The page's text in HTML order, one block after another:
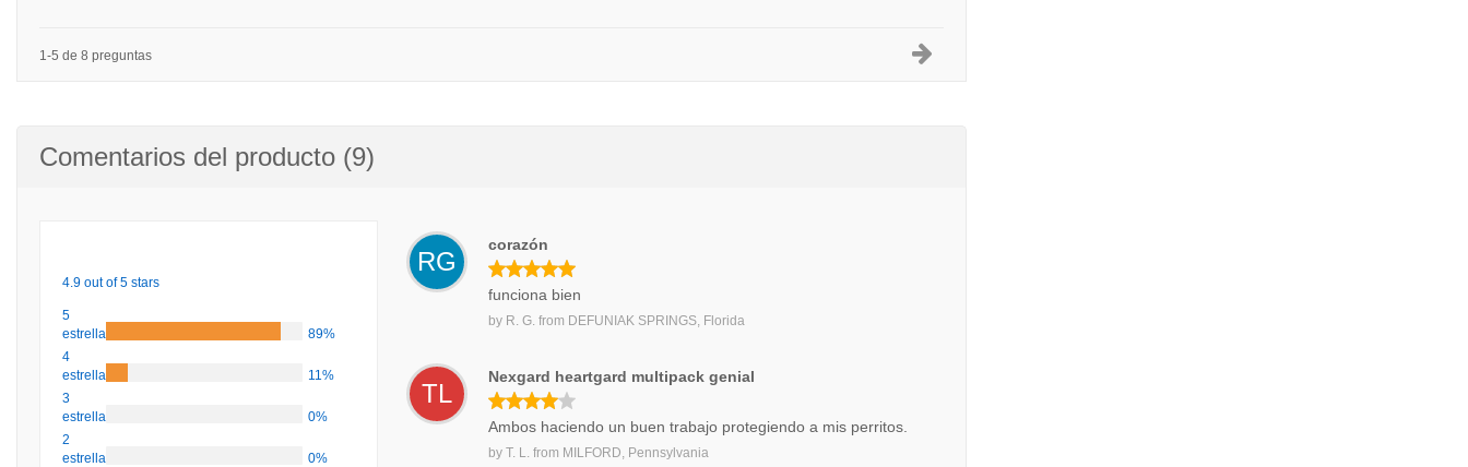
1-5 de 8 preguntas
Comentarios del producto (9)
4.9 out of 5 stars
5
estrellas
89%
4
estrellas
11%
3
estrellas
0%
2
estrellas
0%
RG
corazón
funciona bien
by R. G. from DEFUNIAK SPRINGS, Florida
TL
Nexgard heartgard multipack genial
Ambos haciendo un buen trabajo protegiendo a mis perritos.
byT. L. from MILFORD, Pennsylvania